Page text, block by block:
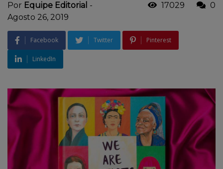
Por Equipe Editorial -
Agosto 26, 2019
17029 0
Facebook Twitter Pinterest
LinkedIn